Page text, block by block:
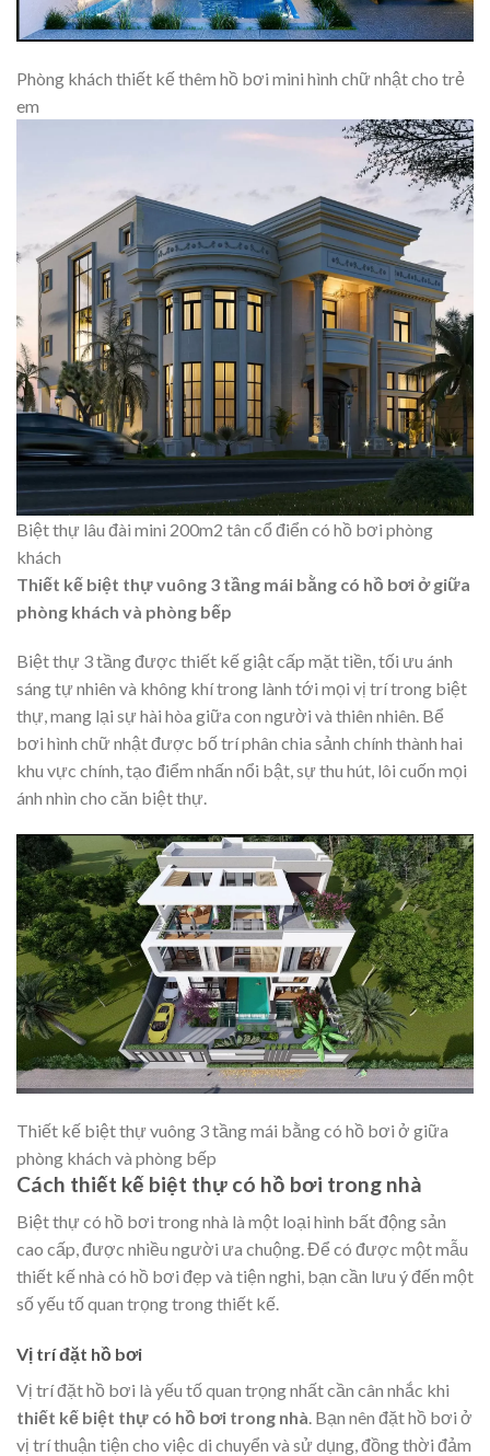
Phòng khách thiết kế thêm hồ bơi mini hình chữ nhật cho trẻ
em
Biệt thự lâu đài mini 200m2 tân cổ điển có hồ bơi phòng
khách
Thiết kế biệt thự vuông 3 tầng mái bằng có hồ bơi ở giữa
phòng khách và phòng bếp
Biệt thự 3 tầng được thiết kế giật cấp mặt tiền, tối ưu ánh
sáng tự nhiên và không khí trong lành tới mọi vị trí trong biệt
thự, mang lại sự hài hòa giữa con người và thiên nhiên. Bể
bơi hình chữ nhật được bố trí phân chia sảnh chính thành hai
khu vực chính, tạo điểm nhấn nổi bật, sự thu hút, lôi cuốn mọi
ánh nhìn cho căn biệt thự.
Thiết kế biệt thự vuông 3 tầng mái bằng có hồ bơi ở giữa
phòng khách và phòng bếp
Cách thiết kế biệt thự có hồ bơi trong nhà
Biệt thự có hồ bơi trong nhà là một loại hình bất động sản
cao cấp, được nhiều người ưa chuộng. Để có được mộtmẫu
thiết kế nhà có hồ bơi đẹp và tiện nghi, bạn cần lưu ý đến một
số yếu tố quan trọng trong thiết kế.
Vị trí đặt hồ bơi
Vị trí đặt hồ bơi là yếu tố quan trọng nhất cần cân nhắc khi
thiết kế biệt thự có hồ bơi trong nhà. Bạn nên đặt hồ bơi ở
vị trí thuận tiện cho việc di chuyển và sử dụng, đồng thời đảm